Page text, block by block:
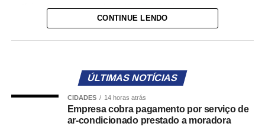
notícias em tempo real (CLIQUE AQUI).
às 9h, após pedido da defesa relacionado ao acesso a
Filho do ex-deputado federal Carlos Bezerra, Carlos
CONTINUE LENDO
ÚLTIMAS NOTÍCIAS
CIDADES 14 horas atrás
Empresa cobra pagamento por serviço de
ar-condicionado prestado a moradora